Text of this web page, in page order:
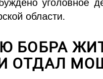
уголовное
области.
БОБРА
ОТДАЛ